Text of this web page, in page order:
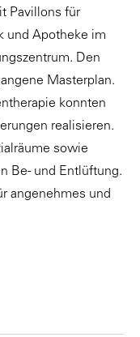
Pavillons für
und Apotheke im
Den
Masterplan.
konnten
realisieren.
sowie
Be- und Entlüftung.
angenehmes und